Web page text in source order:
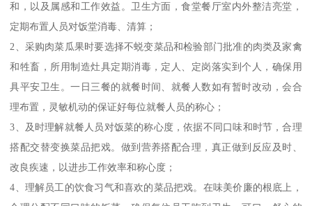
和，以及属感和工作效益。卫生方面，食堂餐厅室内外整洁亮堂，
定期布置人员对饭堂消毒、清算；
2、采购肉菜瓜果时要选择不蜕变菜品和检验部门批准的肉类及家禽
和牲畜，所用制造灶具定期消毒，定人、定岗落实到个人，确保用
具平安卫生。一日三餐的就餐时间、就餐人数如有暂时改动，会合
理布置，灵敏机动的保证好每位就餐人员的称心；
3、及时理解就餐人员对饭菜的称心度，依据不同口味和时节，合理
搭配交替变换菜品把戏。做到营养搭配合理，真正做到反应及时、
改良疾速，以进步工作效率和称心度；
4、理解员工的饮食习气和喜欢的菜品把戏。在味美价廉的根底上，